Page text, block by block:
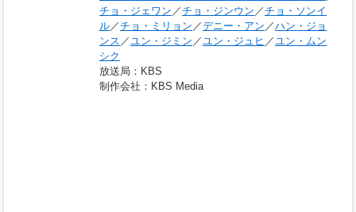
チョ・ジェワン ／チョ・ジンウン ／チョ・ソンイ
ル／チョ・ミリョン ／デニー・アン ／ハン・ジョ
ンス ／ユン・ジミン ／ユン・ジュヒ ／ユン・ムン
シク
放送局 ：KBS
制作会社 ：KBS Media